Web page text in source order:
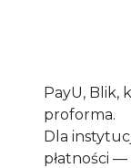
PayU, Blik,
proforma.
Dla
płatności